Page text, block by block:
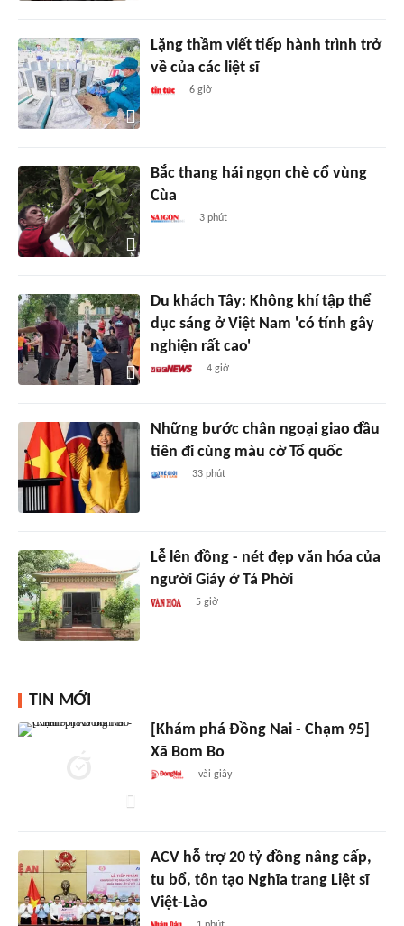
Lặng thầm viết tiếp hành trình trở
về của các liệt sĩ
6 giờ
Bắc thang hái ngọn chè cổ vùng
Cùa
3 phút
Du khách Tây: Không khí tập thể
dục sáng ở Việt Nam 'có tính gây
nghiện rất cao'
4 giờ
Những bước chân ngoại giao đầu
tiên đi cùng màu cờ Tổ quốc
33 phút
Lễ lên đồng - nét đẹp văn hóa của
người Giáy ở Tả Phời
5 giờ
TIN MỚI
[Khám phá Đồng Nai - Chạm 95]
Xã Bom Bo
vài giây
ACV hỗ trợ 20 tỷ đồng nâng cấp,
tu bổ, tôn tạo Nghĩa trang Liệt sĩ
Việt-Lào